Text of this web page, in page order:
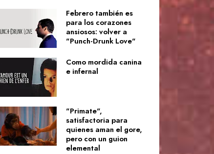
Febrero también es
para los corazones
ansiosos: volver a
"Punch-Drunk Love"
Como mordida canina
e infernal
"Primate",
satisfactoria para
quienes aman el gore,
pero con un guion
elemental